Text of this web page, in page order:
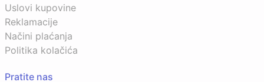
Uslovi kupovine
Reklamacije
Načini plaćanja
Politika kolačića
Pratite nas